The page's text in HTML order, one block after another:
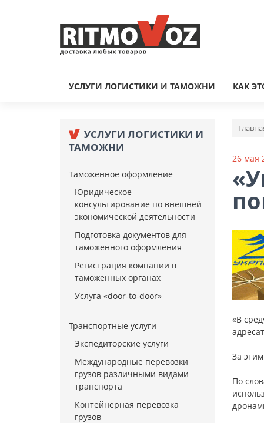
УСЛУГИ ЛОГИСТИКИ И ТАМОЖНИ КАК
УСЛУГИ ЛОГИСТИКИ И
ТАМОЖНИ
Таможенное оформление
Юридическое
консультирование по внешней
экономической деятельности
Подготовка документов для
таможенного оформления
Регистрация компании в
таможенных органах
Услуга «door-to-door»
Транспортные услуги
Экспедиторские услуги
Международные перевозки
грузов различными видами
транспорта
Контейнерная перевозка
грузов
26 мая
«В
За
По